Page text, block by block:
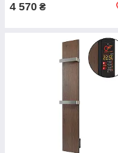
4 570 ₴